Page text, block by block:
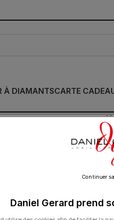
À DIAMANTSCARTE
Cette
Daniel Gerard prend
Continuer